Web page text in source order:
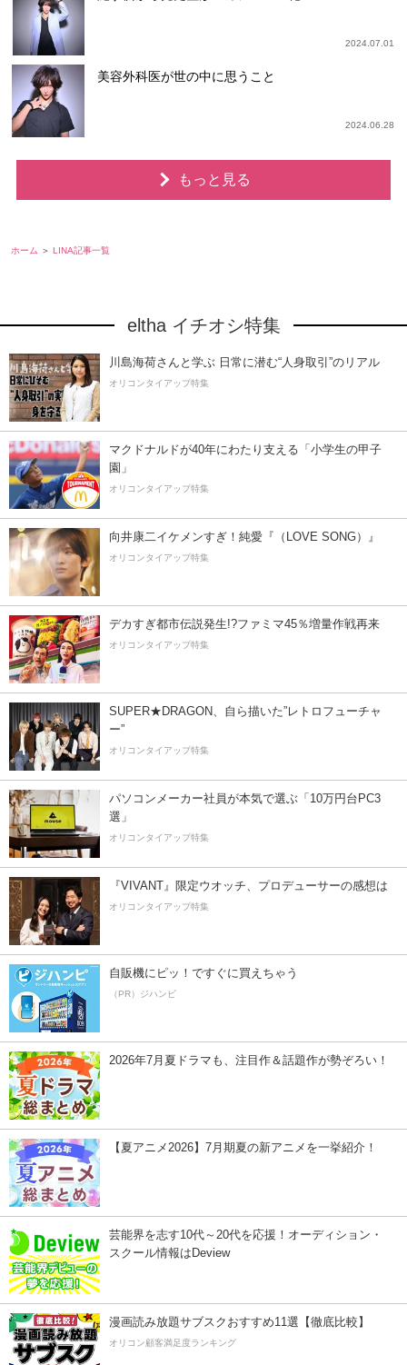
2024.07.01
美容外科医が世の中に思うこと
2024.06.28
もっと見る
ホーム LINA記事一覧
eltha イチオシ特集
川島海荷さんと学ぶ 日常に潜む“人身取引”のリアル
オリコンタイアップ特集
マクドナルドが40年にわたり支える「小学生の甲子
園」
オリコンタイアップ特集
向井康二イケメンすぎ！純愛『（LOVE SONG）』
オリコンタイアップ特集
デカすぎ都市伝説発生!?ファミマ45％増量作戦再来
オリコンタイアップ特集
SUPER★DRAGON、自ら描いた”レトロフューチャ
ー”
オリコンタイアップ特集
パソコンメーカー社員が本気で選ぶ「10万円台PC3
選」
オリコンタイアップ特集
『VIVANT』限定ウオッチ、プロデューサーの感想は
オリコンタイアップ特集
自販機にピッ！ですぐに買えちゃう
（PR）ジハンピ
2026年7月夏ドラマも、注目作＆話題作が勢ぞろい！
【夏アニメ2026】7月期夏の新アニメを一挙紹介！
芸能界を志す10代～20代を応援！オーディション・
スクール情報はDeview
漫画読み放題サブスクおすすめ11選【徹底比較】
オリコン顧客満足度ランキング